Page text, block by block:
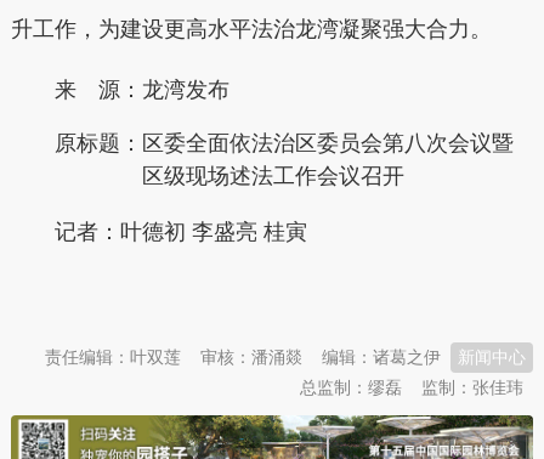
升工作，为建设更高水平法治龙湾凝聚强大合力。
来 源：龙湾发布
原标题： 区委全面依法治区委员会第八次会议暨
区级现场述法工作会议召开
记者：叶德初 李盛亮 桂寅
新闻中心
编辑：诸葛之伊
审核：潘涌燚
责任编辑：叶双莲
监制：张佳玮
总监制：缪磊